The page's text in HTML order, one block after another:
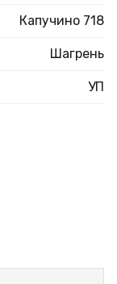
Капучино 718
Шагрень
УП